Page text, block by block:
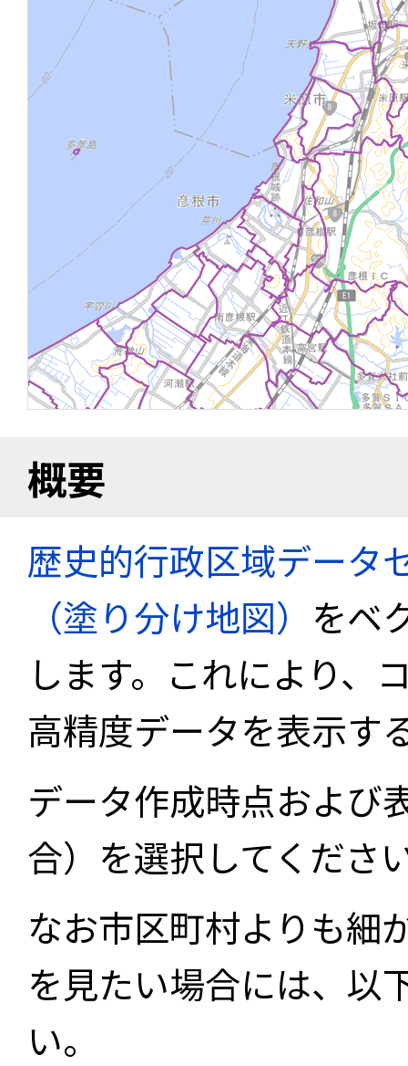
概要
歴史的行政区域データ
（塗り分け地図） をベ
します。これにより、
高精度データを表示す
データ作成時点および
合）を選択してくださ
なお市区町村よりも細
を見たい場合には、以
い。